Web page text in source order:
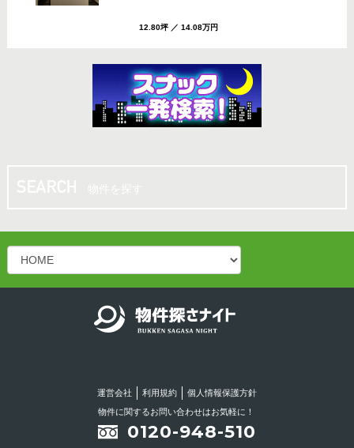
12.80坪 ／ 14.08万円
松山市 八坂通りすぐのバー・スナック向き居抜
き店舗！共益費・ごみ処理費サービス！！
10.00坪 ／ 13.20万円
15.00坪 ／ 14.30万円
16.50坪 ／ 18.15万円
運営会社 利用規約
個人情報保護方針
物件に関するお問い合わせはお気軽に！
0120-948-510